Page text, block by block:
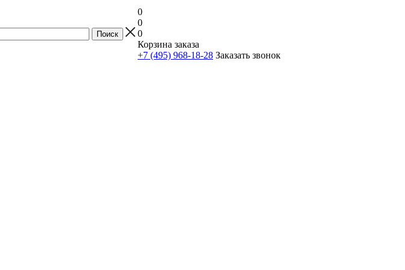
0
0
0
Корзина заказа
+7 (495) 968-18-28 Заказать звонок